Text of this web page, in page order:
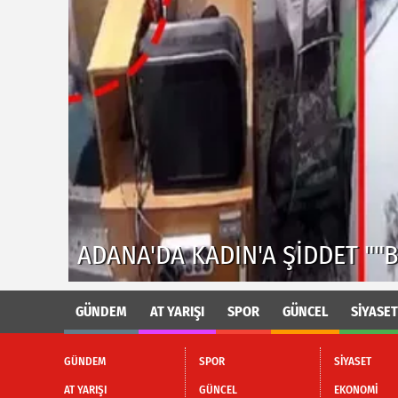
ADANA'DA PES DEDIRTEN
İNTERNET KABLOLARINI
GÜNDEM AT YARIŞI SPOR GÜNCEL SİYASET
GÜNDEM
AT YARIŞI
SPOR
GÜNCEL
SİYASET
EKONOMİ